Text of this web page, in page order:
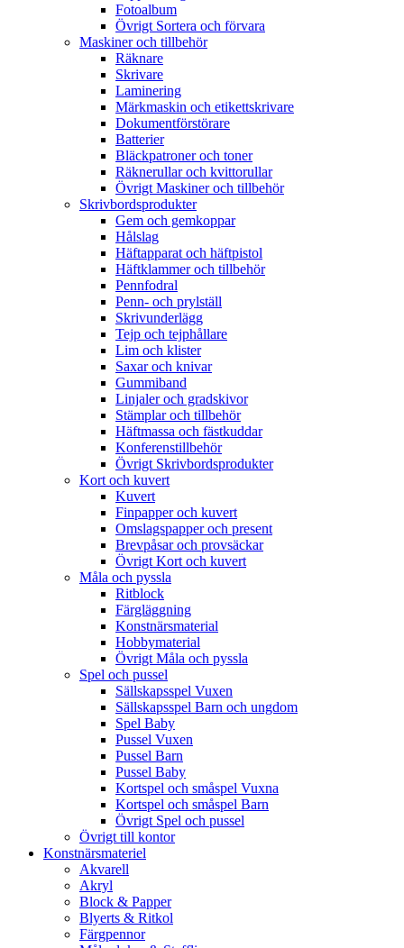
Fotoalbum
Övrigt Sortera och förvara
Maskiner och tillbehör
Räknare
Skrivare
Laminering
Märkmaskin och etikettskrivare
Dokumentförstörare
Batterier
Bläckpatroner och toner
Räknerullar och kvittorullar
Övrigt Maskiner och tillbehör
Skrivbordsprodukter
Gem och gemkoppar
Hålslag
Häftapparat och häftpistol
Häftklammer och tillbehör
Pennfodral
Penn- och prylställ
Skrivunderlägg
Tejp och tejphållare
Lim och klister
Saxar och knivar
Gummiband
Linjaler och gradskivor
Stämplar och tillbehör
Häftmassa och fästkuddar
Konferenstillbehör
Övrigt Skrivbordsprodukter
Kort och kuvert
Kuvert
Finpapper och kuvert
Omslagspapper och present
Brevpåsar och provsäckar
Övrigt Kort och kuvert
Måla och pyssla
Ritblock
Färgläggning
Konstnärsmaterial
Hobbymaterial
Övrigt Måla och pyssla
Spel och pussel
Sällskapsspel Vuxen
Sällskapsspel Barn och ungdom
Spel Baby
Pussel Vuxen
Pussel Barn
Pussel Baby
Kortspel och småspel Vuxna
Kortspel och småspel Barn
Övrigt Spel och pussel
Övrigt till kontor
Konstnärsmateriel
Akvarell
Akryl
Block & Papper
Blyerts & Ritkol
Färgpennor